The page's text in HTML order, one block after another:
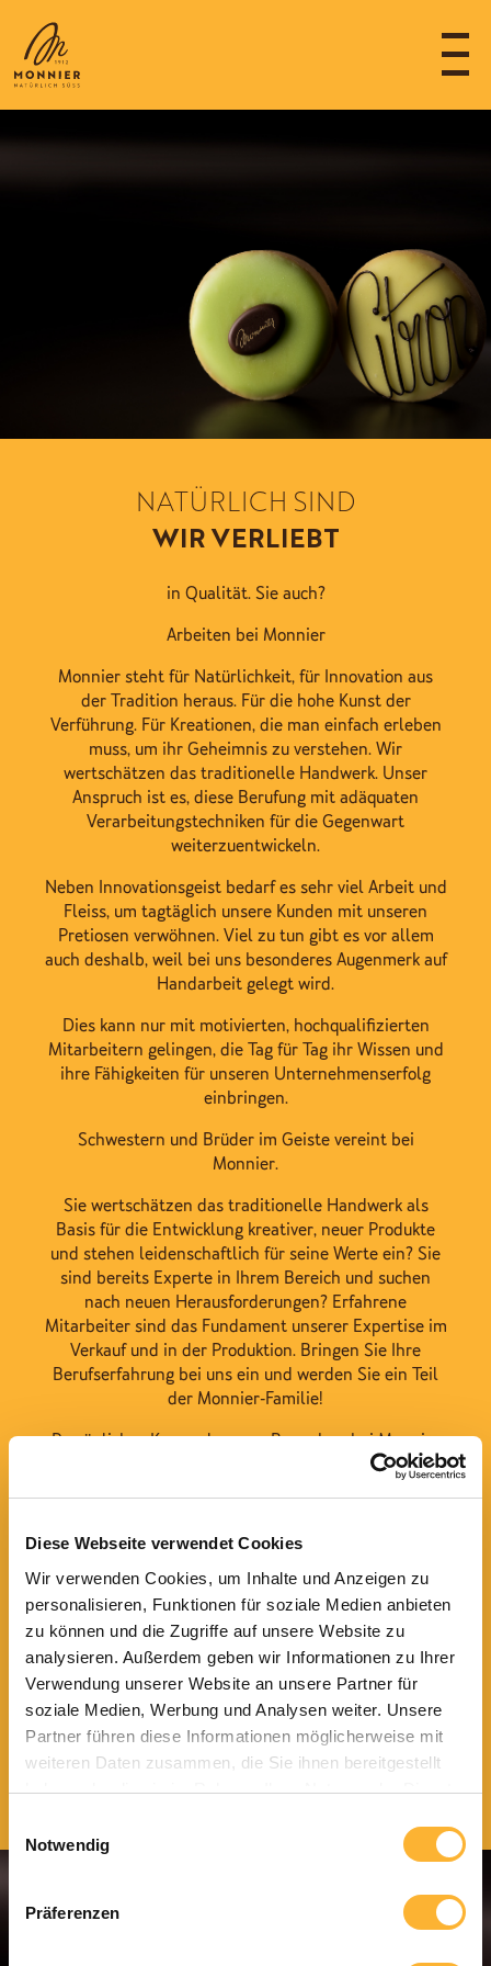
Diese Webseite verwendet Cookies
Wir verwenden Cookies, um Inhalte und Anzeigen zu
personalisieren, Funktionen für soziale Medien anbieten
zu können und die Zugriffe auf unsere Website zu
analysieren. Außerdem geben wir Informationen zu Ihrer
Verwendung unserer Website an unsere Partner für
soziale Medien, Werbung und Analysen weiter. Unsere
Partner führen diese Informationen möglicherweise mit
weiteren Daten zusammen, die Sie ihnen bereitgestellt
haben oder die sie im Rahmen Ihrer Nutzung der Dienste
Notwendig
Präferenzen
NATÜRLICH SIND
WIR VERLIEBT
in Qualität. Sie auch?
Arbeiten bei Monnier
Monnier steht für Natürlichkeit, für Innovation aus
der Tradition heraus. Für die hohe Kunst der
Verführung. Für Kreationen, die man einfach erleben
muss, um ihr Geheimnis zu verstehen. Wir
wertschätzen das traditionelle Handwerk. Unser
Anspruch ist es, diese Berufung mit adäquaten
Verarbeitungstechniken für die Gegenwart
weiterzuentwickeln.
Neben Innovationsgeist bedarf es sehr viel Arbeit und
Fleiss, um tagtäglich unsere Kunden mit unseren
Pretiosen verwöhnen. Viel zu tun gibt es vor allem
auch deshalb, weil bei uns besonderes Augenmerk auf
Handarbeit gelegt wird.
Dies kann nur mit motivierten, hochqualifizierten
Mitarbeitern gelingen, die Tag für Tag ihr Wissen und
ihre Fähigkeiten für unseren Unternehmenserfolg
einbringen.
Schwestern und Brüder im Geiste vereint bei
Monnier.
Sie wertschätzen das traditionelle Handwerk als
Basis für die Entwicklung kreativer, neuer Produkte
und stehen leidenschaftlich für seine Werte ein? Sie
sind bereits Experte in Ihrem Bereich und suchen
nach neuen Herausforderungen? Erfahrene
Mitarbeiter sind das Fundament unserer Expertise im
Verkauf und in der Produktion. Bringen Sie Ihre
Berufserfahrung bei uns ein und werden Sie ein Teil
der Monnier-Familie!
Persönliches Kennenlernen - Bewerben bei Monnier
Wir brauchen immer wieder motivierte Macher, die
mit uns gemeinsam anpacken wollen. Die Betonung
steht für uns ganz weit oben. Gleich neben Qualität.
Nach einem positiven Gespräch mit unserer
Geschäftsleitung freuen wir uns darauf, Sie zu einem
Schnuppertag in unserem Team zu begrüßen.
Wir freuen uns auf Ihre Bewerbung auf eine unserer
Stellenausschreibungen. Auch Ihre Initiativbewerbung
ist jederzeit willkommen!
Offene Jobs finden Sie hier!